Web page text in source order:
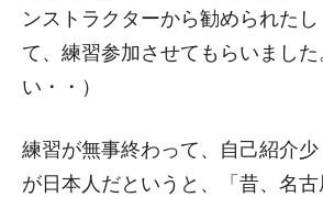
ンストラクターから勧められた
て、練習参加させてもらいました
い・・）
練習が無事終わって、自己紹介
が日本人だというと、「昔、名